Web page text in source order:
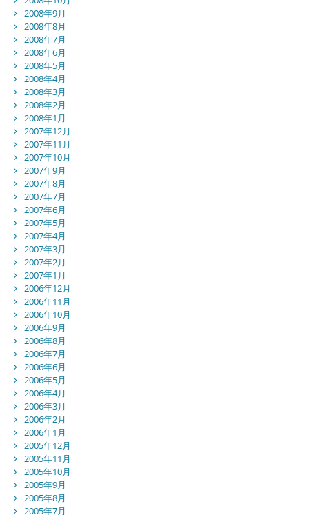
2008年9月
2008年8月
2008年7月
2008年6月
2008年5月
2008年4月
2008年3月
2008年2月
2008年1月
2007年12月
2007年11月
2007年10月
2007年9月
2007年8月
2007年7月
2007年6月
2007年5月
2007年4月
2007年3月
2007年2月
2007年1月
2006年12月
2006年11月
2006年10月
2006年9月
2006年8月
2006年7月
2006年6月
2006年5月
2006年4月
2006年3月
2006年2月
2006年1月
2005年12月
2005年11月
2005年10月
2005年9月
2005年8月
2005年7月